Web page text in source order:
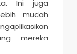
Ini juga
mudah
mereka